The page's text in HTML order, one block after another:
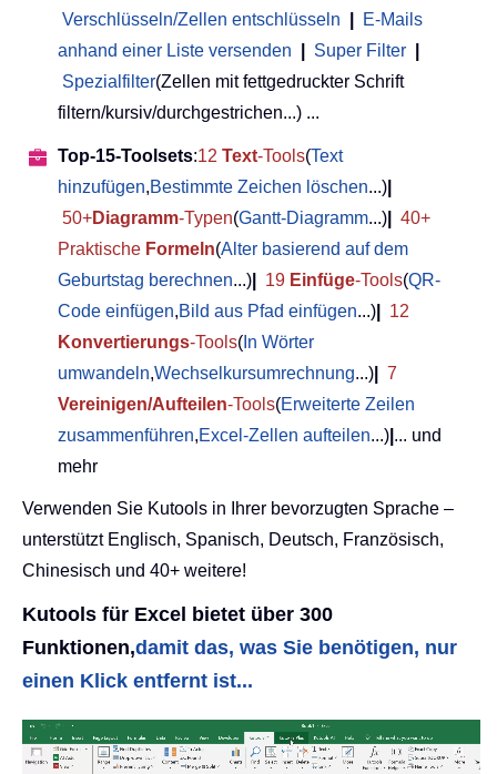
Verschlüsseln/Zellen entschlüsseln
E-Mails
anhand einer Liste versenden
Super Filter
Spezialfilter(Zellen mit fettgedruckter Schrift
filtern/kursiv/durchgestrichen...) ...
Top-15-Toolsets:12 Text-Tools(Text
hinzufügen,Bestimmte Zeichen löschen...)
50+Diagramm-Typen(Gantt-Diagramm...)
40+
Praktische Formeln(Alter basierend auf dem
Geburtstag berechnen...) 19 Einfüge-Tools(QR-
Code einfügen,Bild aus Pfad einfügen...)
12
Konvertierungs-Tools( In Wörter
umwandeln,Wechselkursumrechnung...)
7
Vereinigen/Aufteilen-Tools(Erweiterte Zeilen
zusammenführen,Excel-Zellen aufteilen...) ... und
mehr
Verwenden Sie Kutools in Ihrer bevorzugten Sprache –
unterstützt Englisch, Spanisch, Deutsch, Französisch,
Chinesisch und 40+ weitere!
Kutools für Excel bietet über 300
Funktionen,damit das, was Sie benötigen, nur
einen Klick entfernt ist...